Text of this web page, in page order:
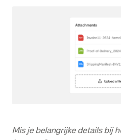
Mis je belangrijke details bij